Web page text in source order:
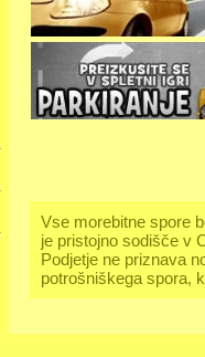
Vse morebitne spore
je pristojno sodišče v
Podjetje ne priznava
potrošniškega spora,